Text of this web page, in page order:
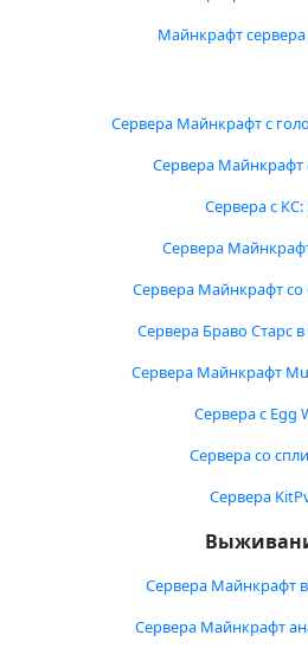
Майнкрафт сервера
Сервера Майнкрафт с
Сервера Майнкрафт
Сервера с
Сервера
Сервера Майнкрафт
Сервера Браво Старс
Сервера Майнкрафт
Сервера с Egg
Сервера со
Сервера
Сервера Майнкрафт
Сервера Майнкрафт